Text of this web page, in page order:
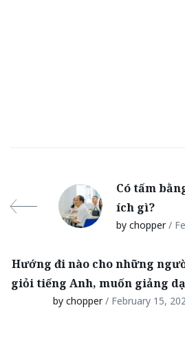
Có tấm
ích gì?
by chopper/
Hướng đi nào cho những
giỏi tiếng Anh, muốn giảng
by chopper/ February 15,